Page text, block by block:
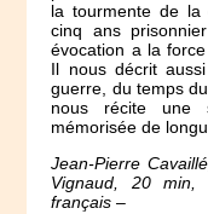
la tourmente de la
cinq ans
évocation a la
Il nous décrit
guerre, du temps
nous récite une
mémorisée de
Jean-Pierre
Vignaud, 20
français –